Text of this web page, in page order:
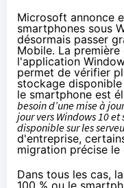
Microsoft annonce
smartphones sous
désormais passer
Mobile. La
l'application
permet de vérifier
stockage
le smartphone est
besoin d’une mise à
jour vers Windows 10et
disponible sur les
d'entreprise,
migration précise le
Dans tous les cas,
100 % ou le